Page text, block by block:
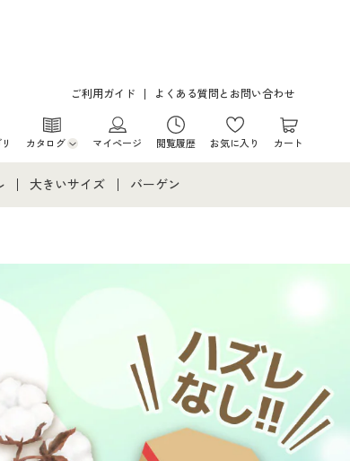
ご利用ガイド よくある質問とお問い合わせ
カタログ
チラシからのご注文
マイページ 閲覧履歴 お気に入り カート
ーンズ下着
大きいサイズ
大きいサイズ レディース服
大きいサイズ メンズ
大きいサイズ 事務・制服
バーゲン
シークレットセール